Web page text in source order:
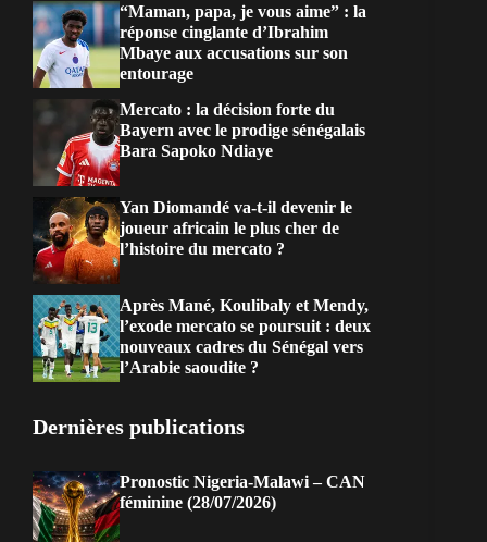
“Maman, papa, je vous aime” : la
réponse cinglante d’Ibrahim
Mbaye aux accusations sur son
entourage
Mercato : la décision forte du
Bayern avec le prodige sénégalais
Bara Sapoko Ndiaye
Yan Diomandé va-t-il devenir le
joueur africain le plus cher de
l’histoire du mercato ?
Après Mané, Koulibaly et Mendy,
l’exode mercato se poursuit : deux
nouveaux cadres du Sénégal vers
l’Arabie saoudite ?
Dernières publications
Pronostic Nigeria-Malawi – CAN
féminine (28/07/2026)